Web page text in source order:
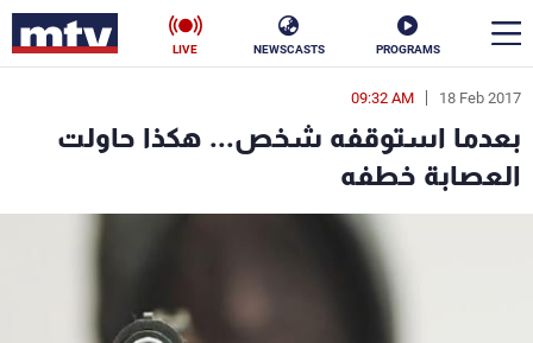
PROGRAMS
NEWSCASTS
LIVE
18 Feb 2017
09:32 AM
بعدما استوقفه شخص... هكذا حاولت
العصابة خطفه
en
الأخبار
سياسة ناس
رياضة